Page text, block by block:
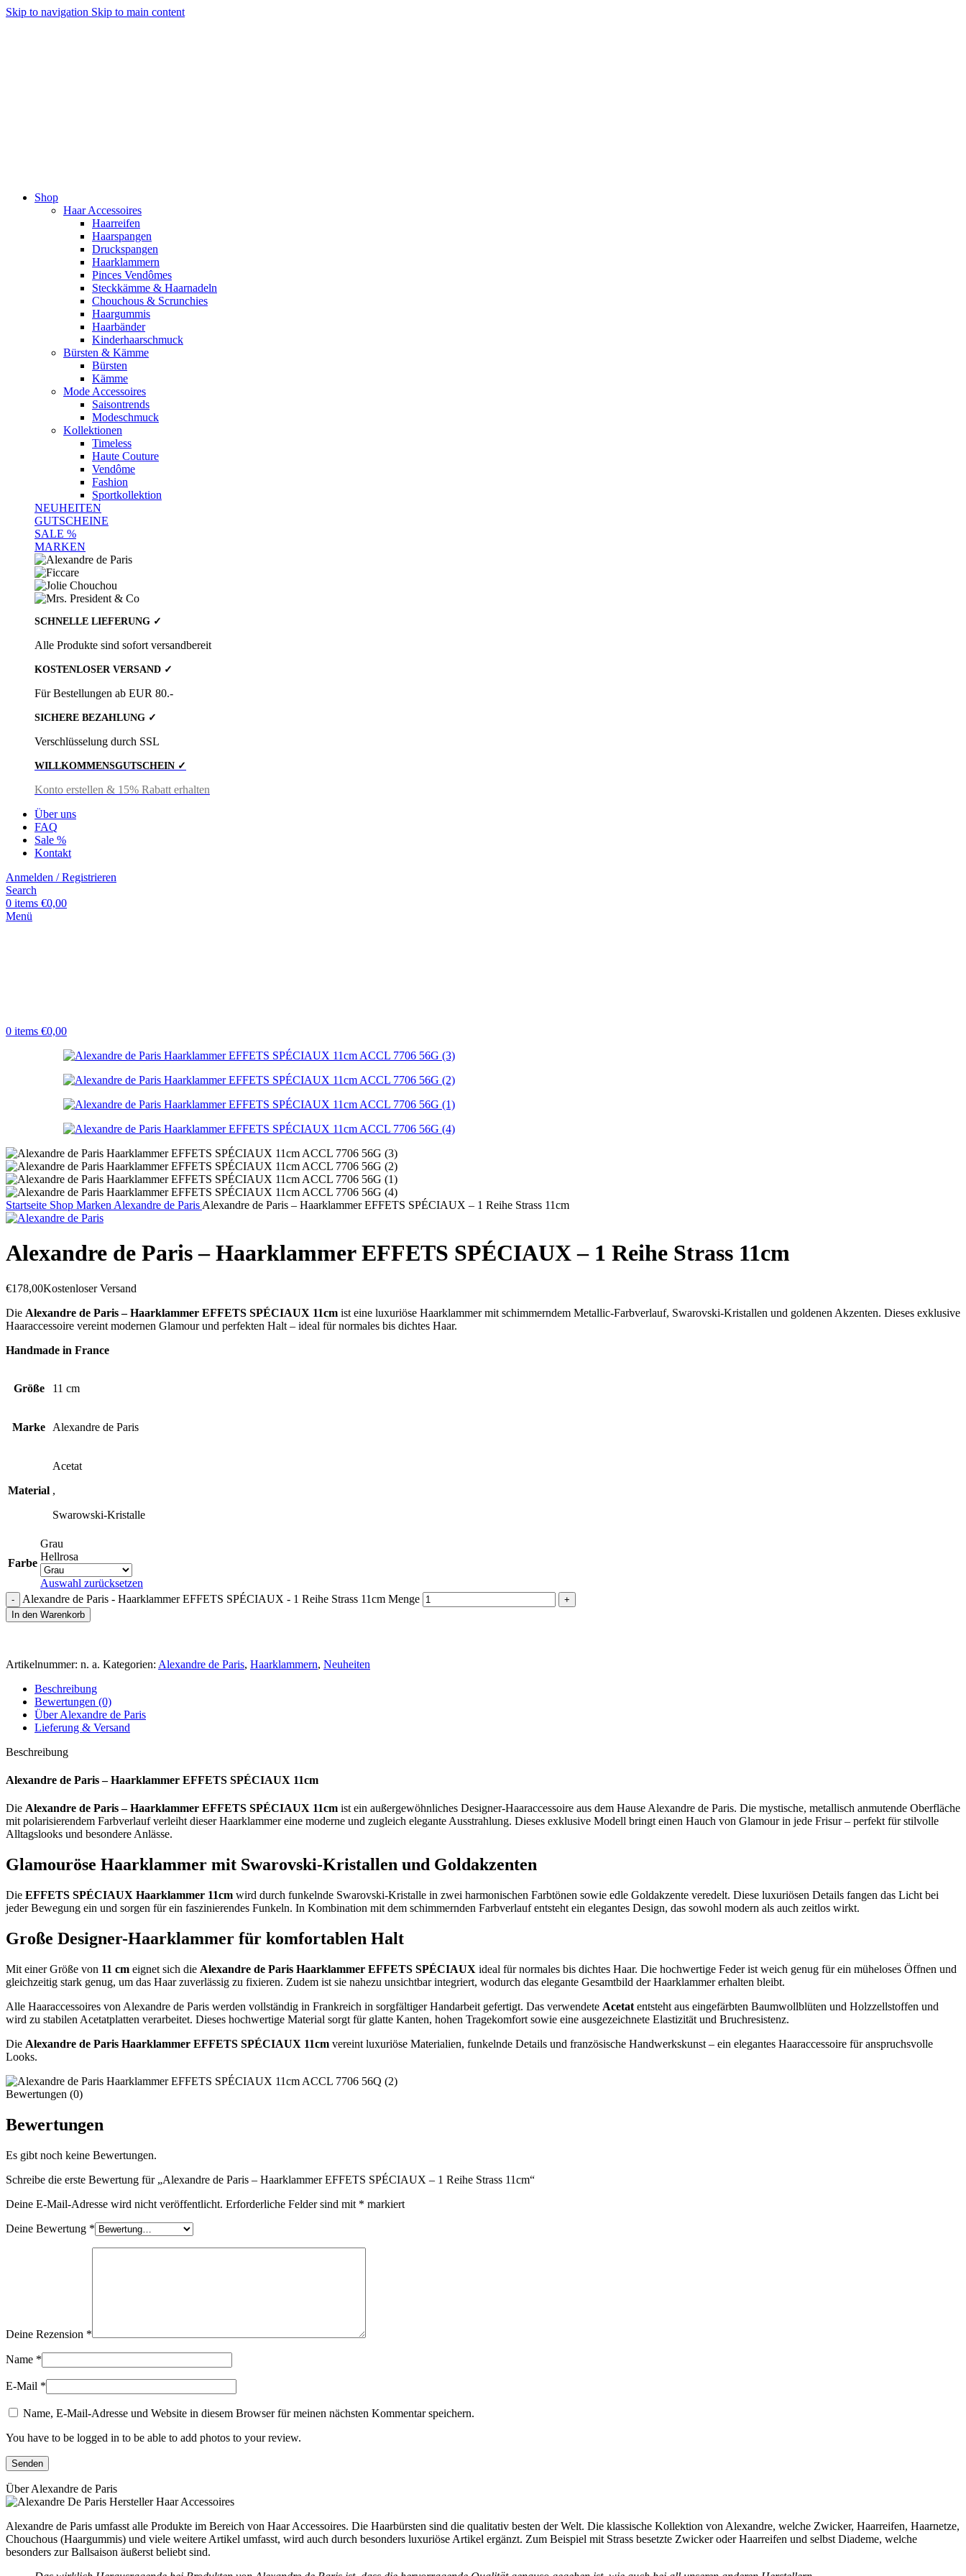
Skip to navigation Skip to main content
Shop
Haar Accessoires
Haarreifen
Haarspangen
Druckspangen
Haarklammern
Pinces Vendômes
Steckkämme & Haarnadeln
Chouchous & Scrunchies
Haargummis
Haarbänder
Kinderhaarschmuck
Bürsten & Kämme
Bürsten
Kämme
Mode Accessoires
Saisontrends
Modeschmuck
Kollektionen
Timeless
Haute Couture
Vendôme
Fashion
Sportkollektion
NEUHEITEN
GUTSCHEINE
SALE %
MARKEN
SCHNELLE LIEFERUNG ✓
Alle Produkte sind sofort versandbereit
KOSTENLOSER VERSAND ✓
Für Bestellungen ab EUR 80.-
SICHERE BEZAHLUNG ✓
Verschlüsselung durch SSL
WILLKOMMENSGUTSCHEIN ✓
Konto erstellen & 15% Rabatt erhalten
Über uns
FAQ
Sale %
Kontakt
Anmelden / Registrieren
Search
0 items €0,00
Menü
0 items €0,00
Startseite Shop Marken Alexandre de Paris Alexandre de Paris – Haarklammer EFFETS SPÉCIAUX – 1 Reihe Strass 11cm
Alexandre de Paris – Haarklammer EFFETS SPÉCIAUX – 1 Reihe Strass 11cm
€178,00Kostenloser Versand
Die Alexandre de Paris – Haarklammer EFFETS SPÉCIAUX 11cm ist eine luxuriöse Haarklammer mit schimmerndem Metallic-Farbverlauf, Swarovski-Kristallen und goldenen Akzenten. Dieses exklusive
Haaraccessoire vereint modernen Glamour und perfekten Halt – ideal für normales bis dichtes Haar.
Handmade in France
Größe 11 cm
Marke Alexandre de Paris
Material
Acetat
,
Swarowski-Kristalle
Farbe
Grau
Hellrosa
Auswahl zurücksetzen
Alexandre de Paris - Haarklammer EFFETS SPÉCIAUX - 1 Reihe Strass 11cm Menge
In den Warenkorb
Artikelnummer: n. a. Kategorien: Alexandre de Paris, Haarklammern, Neuheiten
Beschreibung
Bewertungen (0)
Über Alexandre de Paris
Lieferung & Versand
Beschreibung
Alexandre de Paris – Haarklammer EFFETS SPÉCIAUX 11cm
Die Alexandre de Paris – Haarklammer EFFETS SPÉCIAUX 11cm ist ein außergewöhnliches Designer-Haaraccessoire aus dem HauseAlexandre de Paris. Die mystische, metallisch anmutende Oberfläche
mit polarisierendem Farbverlauf verleiht dieser Haarklammer eine moderne und zugleich elegante Ausstrahlung. Dieses exklusive Modell bringt einen Hauch von Glamour in jede Frisur – perfekt für stilvolle
Alltagslooks und besondere Anlässe.
Glamouröse Haarklammer mit Swarovski-Kristallen und Goldakzenten
Die EFFETS SPÉCIAUX Haarklammer 11cm wird durch funkelnde Swarovski-Kristalle in zwei harmonischen Farbtönen sowie edle Goldakzente veredelt. Diese luxuriösen Details fangen das Licht bei
jeder Bewegung ein und sorgen für ein faszinierendes Funkeln. In Kombination mit dem schimmernden Farbverlauf entsteht ein elegantes Design, das sowohl modern als auch zeitlos wirkt.
Große Designer-Haarklammer für komfortablen Halt
Mit einer Größe von 11 cm eignet sich die Alexandre de Paris Haarklammer EFFETS SPÉCIAUX ideal für normales bis dichtes Haar. Die hochwertige Feder ist weich genug für ein müheloses Öffnen und
gleichzeitig stark genug, um das Haar zuverlässig zu fixieren. Zudem ist sie nahezu unsichtbar integriert, wodurch das elegante Gesamtbild der Haarklammer erhalten bleibt.
Alle Haaraccessoires von Alexandre de Paris werden vollständig in Frankreich in sorgfältiger Handarbeit gefertigt. Das verwendete Acetat entsteht aus eingefärbten Baumwollblüten und Holzzellstoffen und
wird zu stabilen Acetatplatten verarbeitet. Dieses hochwertige Material sorgt für glatte Kanten, hohen Tragekomfort sowie eine ausgezeichnete Elastizität und Bruchresistenz.
Die Alexandre de Paris Haarklammer EFFETS SPÉCIAUX 11cm vereint luxuriöse Materialien, funkelnde Details und französische Handwerkskunst – ein elegantes Haaraccessoire für anspruchsvolle
Looks.
Bewertungen (0)
Bewertungen
Es gibt noch keine Bewertungen.
Schreibe die erste Bewertung für „Alexandre de Paris – Haarklammer EFFETS SPÉCIAUX – 1 Reihe Strass 11cm“
Deine E-Mail-Adresse wird nicht veröffentlicht. Erforderliche Felder sind mit * markiert
Deine Bewertung *
Deine Rezension *
Name *
E-Mail *
Name, E-Mail-Adresse und Website in diesem Browser für meinen nächsten Kommentar speichern.
You have to be logged in to be able to add photos to your review.
Über Alexandre de Paris
Alexandre de Paris umfasst alle Produkte im Bereich von Haar Accessoires. Die Haarbürsten sind die qualitativ besten der Welt. Die klassische Kollektion von Alexandre, welche Zwicker, Haarreifen, Haarnetze,
Chouchous (Haargummis) und viele weitere Artikel umfasst, wird auch durch besonders luxuriöse Artikel ergänzt. Zum Beispiel mit Strass besetzte Zwicker oder Haarreifen und selbst Diademe, welche
besonders zur Ballsaison äußerst beliebt sind.